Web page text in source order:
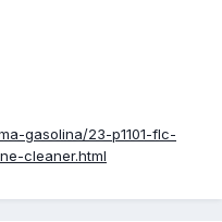
gasolina/23-p1101-flc-
cleaner.html